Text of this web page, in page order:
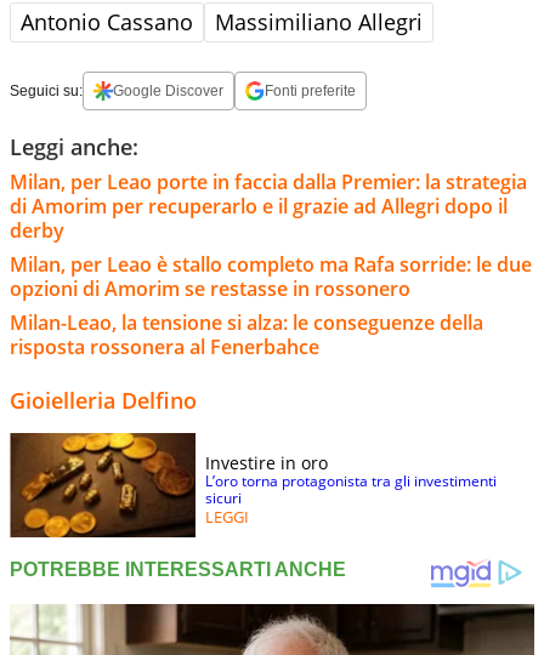
Antonio Cassano Massimiliano Allegri
Seguici su: Google Discover Fonti preferite
Leggi anche:
Milan, per Leao porte in faccia dalla Premier: la strategia
di Amorim per recuperarlo e il grazie ad Allegri dopo il
derby
Milan, per Leao è stallo completo ma Rafa sorride: le due
opzioni di Amorim se restasse in rossonero
Milan-Leao, la tensione si alza: le conseguenze della
risposta rossonera al Fenerbahce
Gioielleria Delfino
Investire in oro
L’oro torna protagonista tra gli investimenti
sicuri
LEGGI